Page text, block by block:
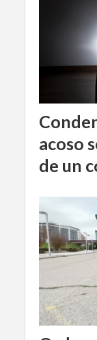
acoso
de un